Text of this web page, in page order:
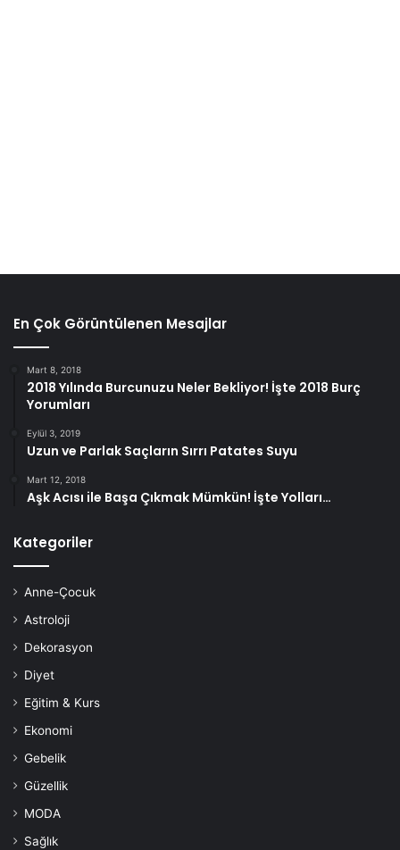
En Çok Görüntülenen Mesajlar
Mart 8, 2018
2018 Yılında Burcunuzu Neler Bekliyor! İşte 2018 Burç
Yorumları
Eylül 3, 2019
Uzun ve Parlak Saçların Sırrı Patates Suyu
Mart 12, 2018
Aşk Acısı ile Başa Çıkmak Mümkün! İşte Yolları…
Kategoriler
Anne-Çocuk
Astroloji
Dekorasyon
Diyet
Eğitim & Kurs
Ekonomi
Gebelik
Güzellik
MODA
Sağlık